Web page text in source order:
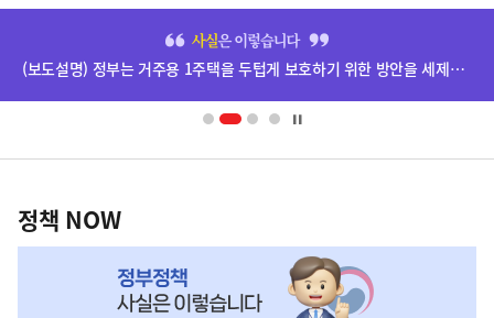
음
기
사
영
(보도설명) 정부는 거주용 1주택을 두텁게 보호하기 위한 방안을 세제개편안에 담았습니다.
책
NOW,
정책 NOW